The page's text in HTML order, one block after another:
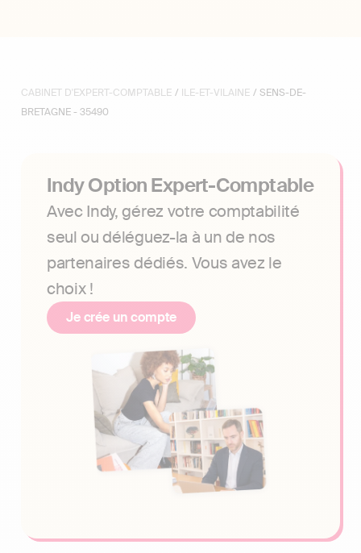
CABINET D'EXPERT-COMPTABLE / ILE-ET-VILAINE / SENS-DE-
BRETAGNE - 35490
Indy Option Expert-Comptable
Avec Indy, gérez votre comptabilité
seul ou déléguez-la à un de nos
partenaires dédiés. Vous avez le
choix !
Je crée un compte